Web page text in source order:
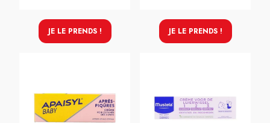
JE LE PRENDS ! JE LE PRENDS !